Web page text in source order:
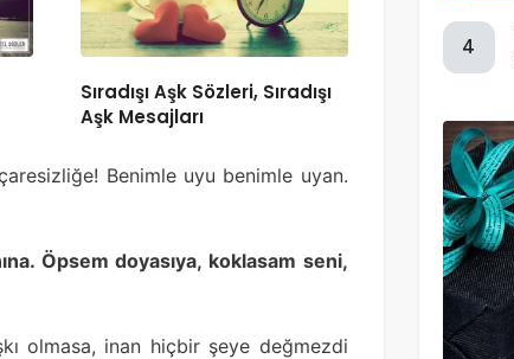
Sıradışı Aşk Sözleri, Sıradışı
Aşk Mesajları
Benimle uyu benimle uyan.
Öpsem doyasıya, koklasam seni,
olmasa, inan hiçbir şeye değmezdi
4